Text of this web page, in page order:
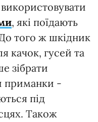
, які поїдають
того ж шкідник
качок, гусей та
зібрати
приманки -
під
Також